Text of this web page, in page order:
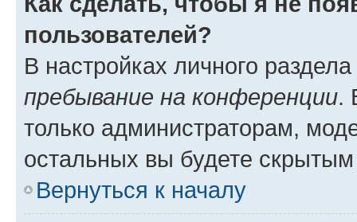
пользователей?
В настройках личного
пребывание на конференции.
только администраторам,
остальных вы будете
Вернуться к началу